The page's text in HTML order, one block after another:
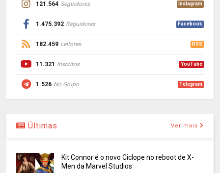
121.564 Seguidores Instagram
1.475.392 Seguidores Facebook
182.459 Leitores RSS
11.321 Inscritos YouTube
1.526 No Grupo Telegram
Últimas Ver mais
Kit Connor é o novo Ciclope no reboot de X-
Men da Marvel Studios